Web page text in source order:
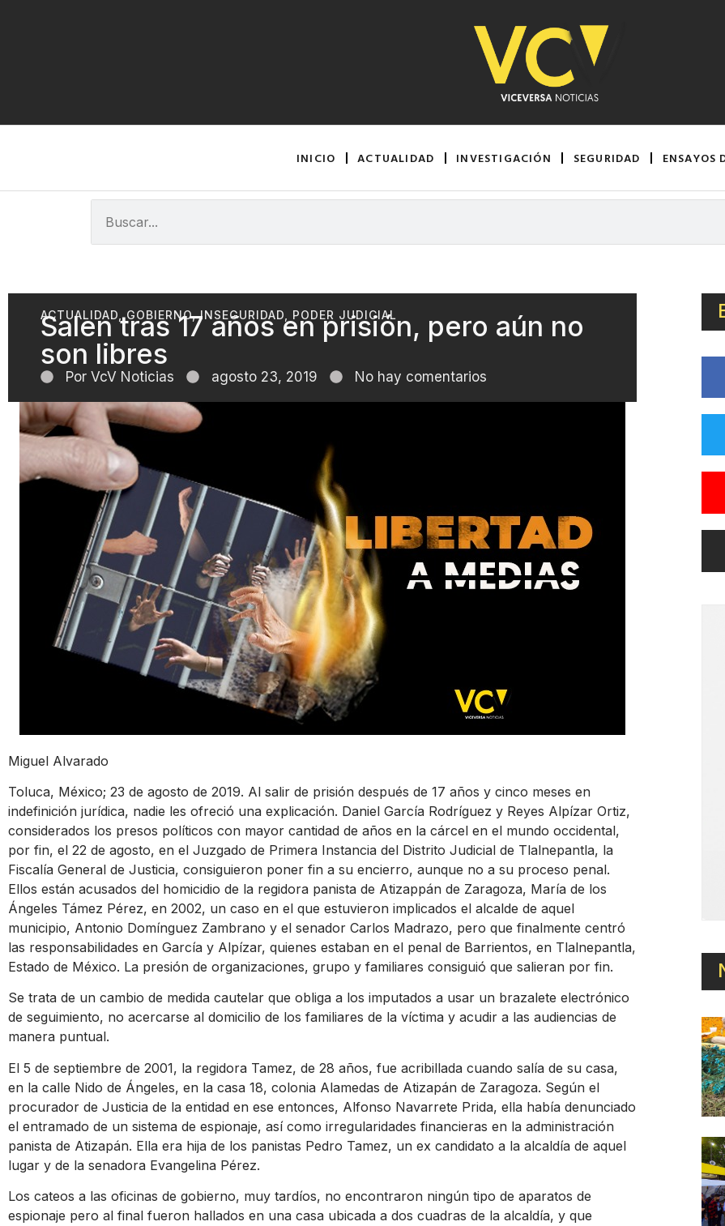
INICIO ACTUALIDAD INVESTIGACIÓN SEGURIDAD ENSAYOS
ACTUALIDAD ,GOBIERNO,INSEGURIDAD PODER JUDICIAL
Salen tras 17 años en prisión, pero aún no
son libres
Por VcV Noticias agosto 23, 2019 No hay comentarios
Miguel Alvarado
Toluca, México; 23 de agosto de 2019. Al salir de prisión después de 17 años y cinco meses en
indefinición jurídica, nadie les ofreció una explicación. Daniel García Rodríguez y Reyes Alpízar Ortiz,
considerados los presos políticos con mayor cantidad de años en la cárcel en el mundo occidental,
por fin, el 22 de agosto, en el Juzgado de Primera Instancia del Distrito Judicial de Tlalnepantla, la
Fiscalía General de Justicia, consiguieron poner fin a su encierro, aunque no a su proceso penal.
Ellos están acusados del homicidio de la regidora panista de Atizappán de Zaragoza, María de los
Ángeles Támez Pérez, en 2002, un caso en el que estuvieron implicados el alcalde de aquel
municipio, Antonio Domínguez Zambrano y el senador Carlos Madrazo, pero que finalmente centró
las responsabilidades en García y Alpízar, quienes estaban en el penal de Barrientos, en Tlalnepantla,
Estado de México. La presión de organizaciones, grupo y familiares consiguió que salieran por fin.
Se trata de un cambio de medida cautelar que obliga a los imputados a usar un brazalete electrónico
de seguimiento, no acercarse al domicilio de los familiares de la víctima y acudir a las audiencias de
manera puntual.
El 5 de septiembre de 2001, la regidora Tamez, de 28 años, fue acribillada cuando salía de su casa,
en la calle Nido de Ángeles, en la casa 18, colonia Alamedas de Atizapán de Zaragoza. Según el
procurador de Justicia de la entidad en ese entonces, Alfonso Navarrete Prida, ella había denunciado
el entramado de un sistema de espionaje, así como irregularidades financieras en la administración
panista de Atizapán. Ella era hija de los panistas Pedro Tamez, un ex candidato a la alcaldía de aquel
lugar y de la senadora Evangelina Pérez.
Los cateos a las oficinas de gobierno, muy tardíos, no encontraron ningún tipo de aparatos de
espionaje pero al final fueron hallados en una casa ubicada a dos cuadras de la alcaldía, y que